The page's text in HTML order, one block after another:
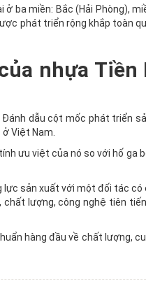
ba miền: Bắc (Hải Phòng),
phát triển rộng khắp toàn
nhựa Tiền
dẫu cột mốc phát triển
Việt Nam.
ưu việt của nó so với hố ga
sản xuất với một đối tác có
lượng, công nghệ tiên
hàng đầu về chất lượng,